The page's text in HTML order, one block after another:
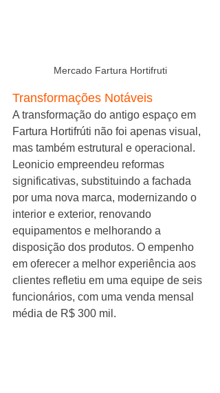
Mercado Fartura Hortifruti
Transformações Notáveis
A transformação do antigo espaço em
Fartura Hortifrúti não foi apenas visual,
mas também estrutural e operacional.
Leonicio empreendeu reformas
significativas, substituindo a fachada
por uma nova marca, modernizando o
interior e exterior, renovando
equipamentos e melhorando a
disposição dos produtos. O empenho
em oferecer a melhor experiência aos
clientes refletiu em uma equipe de seis
funcionários, com uma venda mensal
média de R$ 300 mil.